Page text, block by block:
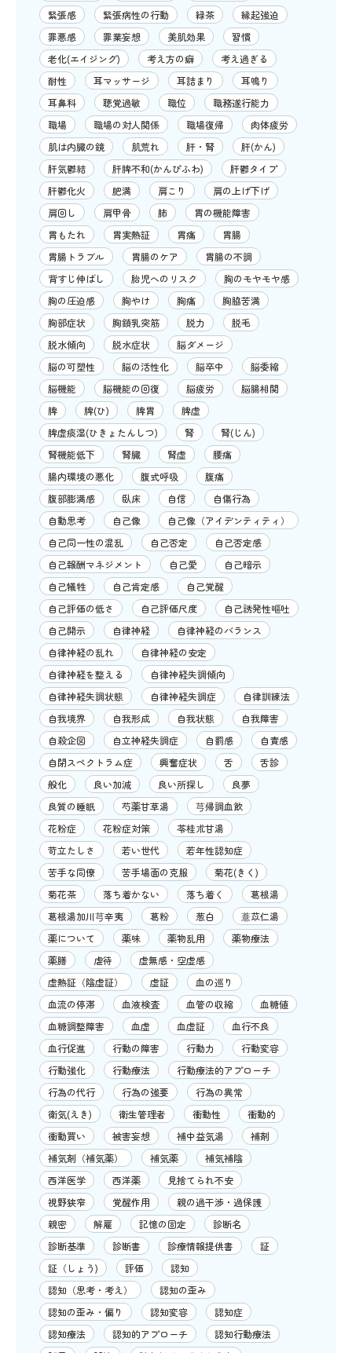
緊張感
緊張病性の行動 緑茶
縁起強迫
罪悪感
罪業妄想 美肌効果
習慣
老化(エイジング)
考え方の癖
考え過ぎる
耐性
耳マッサージ 耳詰まり
耳鳴り
耳鼻科
聴覚過敏 職位
職務遂行能力
職場
職場の対人関係 職場復帰
肉体疲労
肌は内臓の鏡
肌荒れ 肝・腎
肝(かん)
肝気鬱結
肝脾不和(かんぴふわ)
肝鬱タイプ
肝鬱化火
肥満 肩こり
肩の上げ下げ
肩回し
肩甲骨 肺
胃の機能障害
胃もたれ
胃実熱証 胃痛
胃腸
胃腸トラブル
胃腸のケア
胃腸の不調
背すじ伸ばし
胎児へのリスク
胸のモヤモヤ感
胸の圧迫感
胸やけ 胸痛
胸脇苦満
胸部症状
胸鎖乳突筋 脱力
脱毛
脱水傾向
脱水症状
脳ダメージ
脳の可塑性
脳の活性化 脳卒中
脳委縮
脳機能
脳機能の回復 脳疲労
脳腸相関
脾
脾(ひ) 脾胃
脾虚
脾虚痰湿(ひきょたんしつ)
腎
腎(じん)
腎機能低下
腎臓 腎虚
腰痛
腸内環境の悪化
腹式呼吸
腹痛
腹部膨満感
臥床 自信
自傷行為
自動思考
自己像
自己像（アイデンティティ）
自己同一性の混乱
自己否定
自己否定感
自己報酬マネジメント
自己愛
自己暗示
自己犠牲
自己肯定感
自己覚醒
自己評価の低さ
自己評価尺度
自己誘発性嘔吐
自己開示
自律神経
自律神経のバランス
自律神経の乱れ
自律神経の安定
自律神経を整える
自律神経失調傾向
自律神経失調状態
自律神経失調症
自律訓練法
自我境界
自我形成 自我状態
自我障害
自殺企図
自立神経失調症 自罰感
自責感
自閉スペクトラム症
興奮症状 舌
舌診
般化
良い加減 良い所探し
良夢
良質の睡眠
芍薬甘草湯
芎帰調血飲
花粉症
花粉症対策
苓桂朮甘湯
苛立たしさ
若い世代
若年性認知症
苦手な同僚
苦手場面の克服
菊花(きく)
菊花茶
落ち着かない 落ち着く
葛根湯
葛根湯加川芎辛夷
葛粉 葱白
薏苡仁湯
薬について
薬味 薬物乱用
薬物療法
薬膳
虐待
虚無感・空虚感
虚熱証（陰虚証）
虚証
血の巡り
血流の停滞
血液検査 血管の収縮
血糖値
血糖調整障害
血虚 血虚証
血行不良
血行促進
行動の障害 行動力
行動変容
行動強化
行動療法
行動療法的アプローチ
行為の代行
行為の強要
行為の異常
衛気(えき)
衛生管理者 衝動性
衝動的
衝動買い
被害妄想 補中益気湯
補剤
補気剤（補気薬）
補気薬
補気補陰
西洋医学
西洋薬
見捨てられ不安
視野狭窄
覚醒作用
親の過干渉・過保護
親密
解雇 記憶の固定
診断名
診断基準
診断書 診療情報提供書
証
証（しょう)
評価
認知
認知（思考・考え）
認知の歪み
認知の歪み・偏り
認知変容
認知症
認知療法
認知的アプローチ
認知行動療法